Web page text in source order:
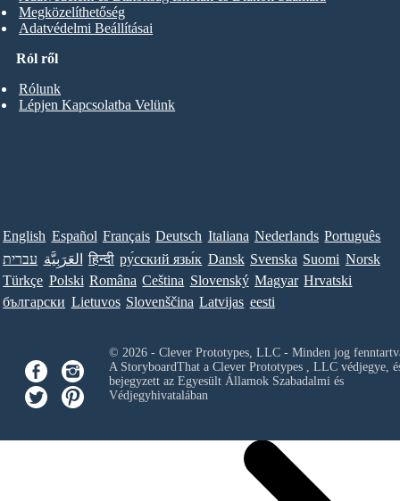
Ról ről
Rólunk
Lépjen Kapcsolatba Velünk
Megközelíthetőség
Adatvédelmi Beállításai
English Español Français Deutsch Italiana Nederlands Português
עברית العَرَبِيَّة हिन्दी ру́сский язы́к Dansk Svenska Suomi Norsk
Türkçe Polski Româna Ceština Slovenský Magyar Hrvatski
български Lietuvos Slovenščina Latvijas eesti
© 2026 - Clever Prototypes, LLC - Minden jog
A StoryboardThat a Clever Prototypes , LLCvédjegye,
bejegyzett az Egyesült Államok Szabadalmi és
Védjegyhivatalában